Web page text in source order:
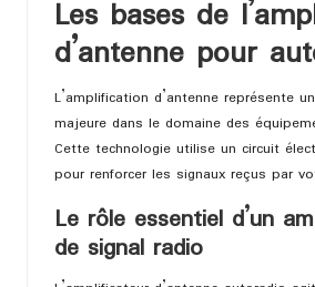
Les bases de
d’antenne pour
L’amplification d’antenne représente
majeure dans le domaine des
Cette technologie utilise un circuit
pour renforcer les signaux reçus par
Le rôle essentiel d’un
de signal radio